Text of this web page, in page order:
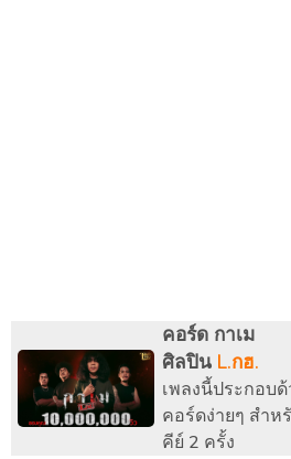
คอร์ด กาเม
ศิลปิน L.กฮ.
เพลงนี้ประกอบ
คอร์ดง่ายๆ สำห
คีย์ 2 ครั้ง